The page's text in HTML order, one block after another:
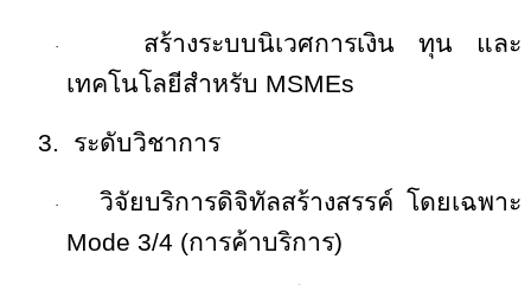
·
สร้างระบบนิเวศการเงิน ทุน และ
เทคโนโลยีสำหรับ MSMEs
3. ระดับวิชาการ
·
วิจัยบริการดิจิทัลสร้างสรรค์ โดยเฉพาะ
Mode 3/4 (การค้าบริการ)